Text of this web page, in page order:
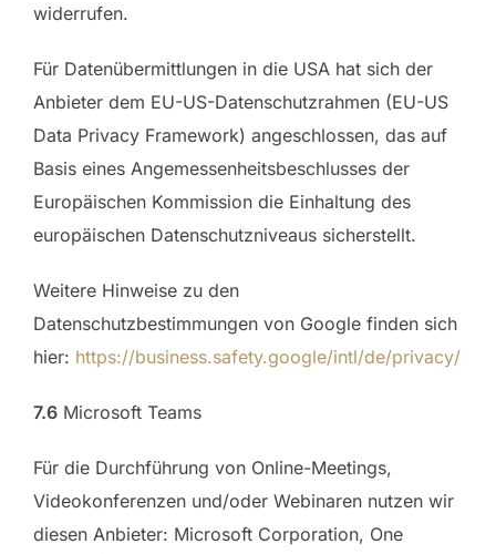
widerrufen.
Für Datenübermittlungen in die USA hat sich der
Anbieter dem EU-US-Datenschutzrahmen (EU-US
Data Privacy Framework) angeschlossen, das auf
Basis eines Angemessenheitsbeschlusses der
Europäischen Kommission die Einhaltung des
europäischen Datenschutzniveaus sicherstellt.
Weitere Hinweise zu den
Datenschutzbestimmungen von Google finden sich
hier: https://business.safety.google/intl/de/privacy/
7.6 Microsoft Teams
Für die Durchführung von Online-Meetings,
Videokonferenzen und/oder Webinaren nutzen wir
diesen Anbieter: Microsoft Corporation, One